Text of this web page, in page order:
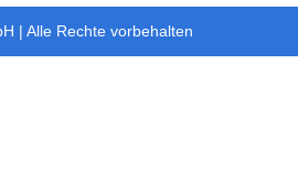
| Alle Rechte vorbehalten